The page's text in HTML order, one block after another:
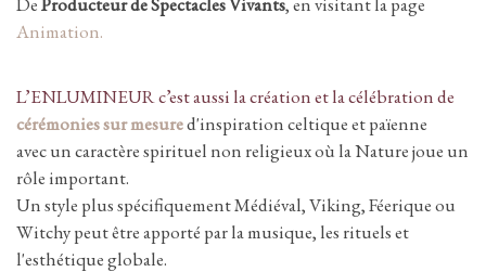
Animation.
L’ENLUMINEUR c’est aussi la création et la célébration de
cérémonies sur mesured'inspiration celtique et païenne
avec un caractère spirituel non religieux où la Nature joue un
rôle important.
Un style plus spécifiquement Médiéval, Viking, Féerique ou
Witchy peut être apporté par la musique, les rituels et
l'esthétique globale.